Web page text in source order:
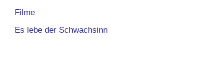
Filme
Es lebe der Schwachsinn